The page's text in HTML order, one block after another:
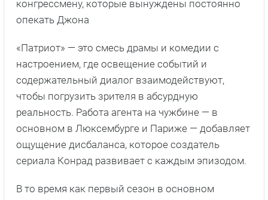
конгрессмену, которые вынуждены постоянно
опекать Джона
«Патриот» — это смесь драмы и комедии с
настроением, где освещение событий и
содержательный диалог взаимодействуют,
чтобы погрузить зрителя в абсурдную
реальность. Работа агента на чужбине — в
основном в Люксембурге и Париже — добавляет
ощущение дисбаланса, которое создатель
сериала Конрад развивает с каждым эпизодом.
В то время как первый сезон в основном